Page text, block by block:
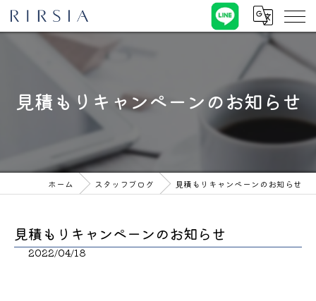
見積もりキャンペーンのお知らせ
ホーム スタッフブログ 見積もりキャンペーンのお知らせ
見積もりキャンペーンのお知らせ
2022/04/18